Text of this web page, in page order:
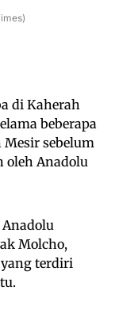
di Kaherah
beberapa
sebelum
oleh Anadolu
Molcho,
terdiri